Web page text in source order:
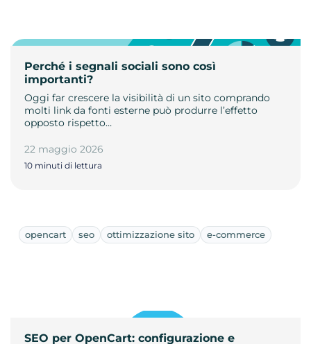
Perché i segnali sociali sono così
importanti?
Oggi far crescere la visibilità di un sito comprando
molti link da fonti esterne può produrre l’effetto
opposto rispetto…
22 maggio 2026
10 minuti di lettura
opencart seo ottimizzazione sito e-commerce
SEO per OpenCart: configurazione e